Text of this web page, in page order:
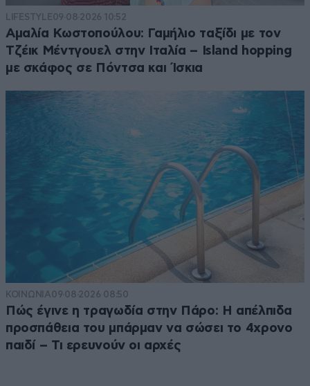
LIFESTYLE09·08·2026 10:52
Αμαλία Κωστοπούλου: Γαμήλιο ταξίδι με τον
Τζέικ Μέντγουελ στην Ιταλία – Island hopping
με σκάφος σε Πόντσα και Ίσκια
ΚΟΙΝΩΝΙΑ09·08·2026 08:50
Πώς έγινε η τραγωδία στην Πάρο: Η απέλπιδα
προσπάθεια του μπάρμαν να σώσει το 4χρονο
παιδί – Τι ερευνούν οι αρχές